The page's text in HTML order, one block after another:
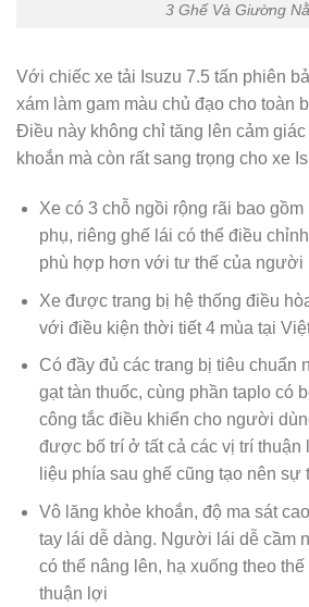
3 Ghế Và Giường
Với chiếc xe tải Isuzu 7.5 tấn phiên
xám làm gam màu chủ đạo cho toàn
Điều này không chỉ tăng lên cảm
khoắn mà còn rất sang trọng cho xe
Xe có 3 chỗ ngồi rộng rãi bao
phụ, riêng ghế lái có thể điều
phù hợp hơn với tư thế của người
Xe được trang bị hệ thống điều
với điều kiện thời tiết 4 mùa tại
Có đầy đủ các trang bị tiêu chuẩn
gạt tàn thuốc, cùng phần taplo có
công tắc điều khiển cho người
được bố trí ở tất cả các vị trí thuận
liệu phía sau ghế cũng tạo nên sự
Vô lăng khỏe khoắn, độ ma sát
tay lái dễ dàng. Người lái dễ cầm
có thể nâng lên, hạ xuống theo
thuận lợi